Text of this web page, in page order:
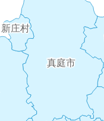
真庭市
新庄村